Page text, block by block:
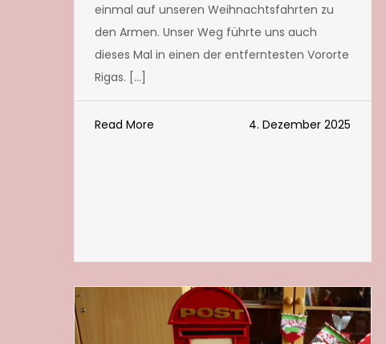
einmal auf unseren Weihnachtsfahrten zu
den Armen. Unser Weg führte uns auch
dieses Mal in einen der entferntesten Vororte
Rigas. […]
Read More 4. Dezember 2025